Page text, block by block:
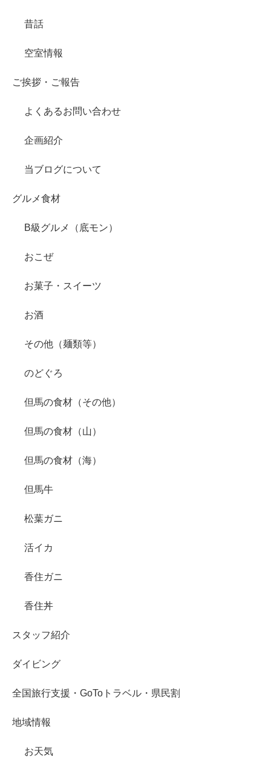
昔話
空室情報
ご挨拶・ご報告
よくあるお問い合わせ
企画紹介
当ブログについて
グルメ食材
B級グルメ（底モン）
おこぜ
お菓子・スイーツ
お酒
その他（麺類等）
のどぐろ
但馬の食材（その他）
但馬の食材（山）
但馬の食材（海）
但馬牛
松葉ガニ
活イカ
香住ガニ
香住丼
スタッフ紹介
ダイビング
全国旅行支援・GoToトラベル・県民割
地域情報
お天気